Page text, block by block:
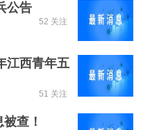
公告
52 关注
江西青年五
51 关注
查！